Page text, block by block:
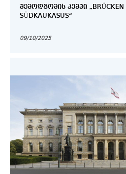
ᲨᲔᲛᲝᲓᲒᲝᲛᲘᲡ ᲙᲔᲛᲞᲘ „BRÜCKEN
SÜDKAUKASUS“
09/10/2025